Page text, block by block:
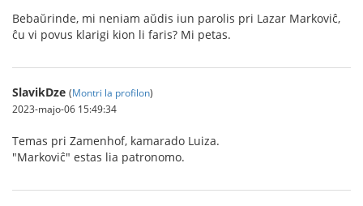
Bebaŭrinde, mi neniam aŭdis iun parolis pri Lazar Markoviĉ,
ĉu vi povus klarigi kion li faris? Mi petas.
SlavikDze (Montri la profilon)
2023-majo-06 15:49:34
Temas pri Zamenhof, kamarado Luiza.
"Markoviĉ" estas lia patronomo.